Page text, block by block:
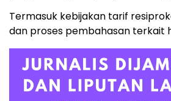
Termasuk kebijakan tarif
dan proses pembahasan terkait